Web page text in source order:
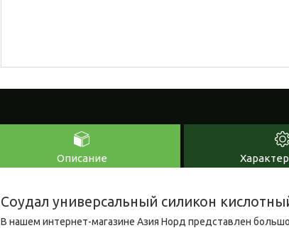
Описание
Соудал универсальный силикон
В нашем интернет-магазине Азия Норд представлен